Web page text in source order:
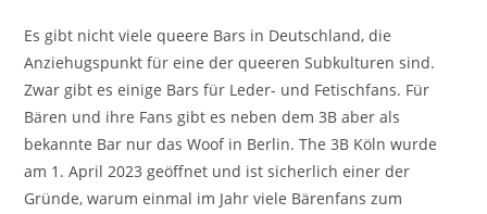
Es gibt nicht viele queere Bars in Deutschland, die
Anziehugspunkt für eine der queeren Subkulturen sind.
Zwar gibt es einige Bars für Leder- und Fetischfans. Für
Bären und ihre Fans gibt es neben dem 3B aber als
bekannte Bar nur das Woof in Berlin. The 3B Köln wurde
am 1. April 2023 geöffnet und ist sicherlich einer der
Gründe, warum einmal im Jahr viele Bärenfans zum